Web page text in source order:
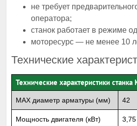
не требует
оператора;
станок работает в режиме
моторесурс — не менее 10
Технические
Технические характеристики станка
MAX диаметр арматуры (мм) 42
Мощность двигателя (кВт) 3,75